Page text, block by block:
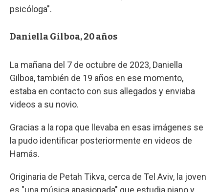
psicóloga".
Daniella Gilboa, 20 años
La mañana del 7 de octubre de 2023, Daniella
Gilboa, también de 19 años en ese momento,
estaba en contacto con sus allegados y enviaba
videos a su novio.
Gracias a la ropa que llevaba en esas imágenes se
la pudo identificar posteriormente en videos de
Hamás.
Originaria de Petah Tikva, cerca de Tel Aviv, la joven
es "una música apasionada" que estudia piano y